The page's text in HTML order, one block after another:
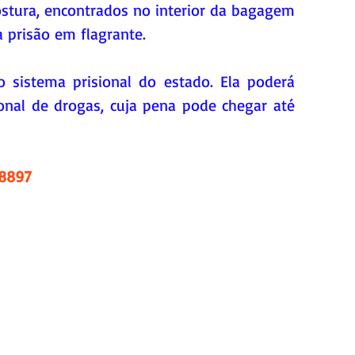
encontrados no interior da bagagem
prisão em flagrante.
sistema prisional do estado. Ela poderá
de drogas, cuja pena pode chegar até